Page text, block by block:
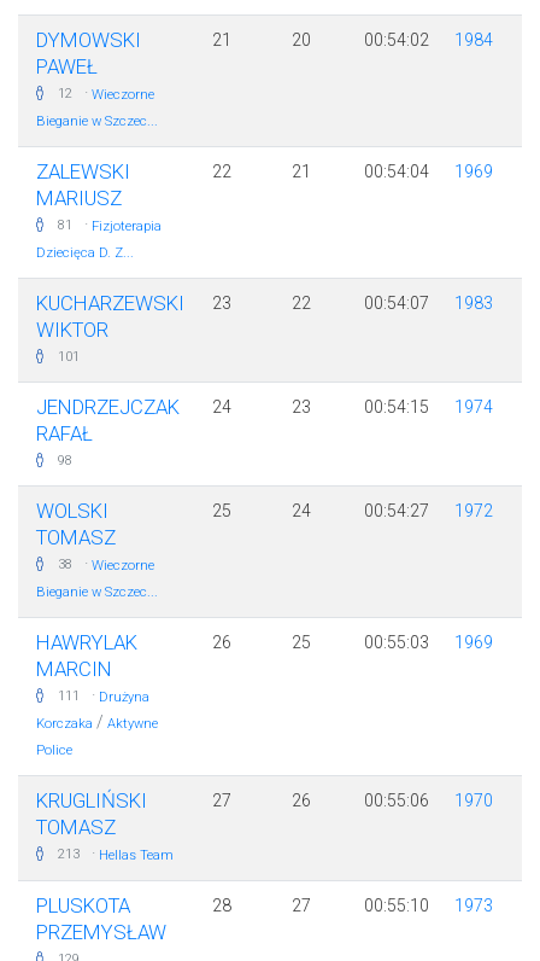
DYMOWSKI
PAWEŁ
12 · Wieczorne
Bieganie w Szczec...
21 20 00:54:02 1984
ZALEWSKI
MARIUSZ
81 · Fizjoterapia
Dziecięca D. Z...
22 21 00:54:04 1969
KUCHARZEWSKI
WIKTOR
101
23 22 00:54:07 1983
JENDRZEJCZAK
RAFAŁ
98
24 23 00:54:15 1974
WOLSKI
TOMASZ
38 · Wieczorne
Bieganie w Szczec...
25 24 00:54:27 1972
HAWRYLAK
MARCIN
111 · Drużyna
Korczaka / Aktywne
Police
26 25 00:55:03 1969
KRUGLIŃSKI
TOMASZ
213 · Hellas Team
27 26 00:55:06 1970
PLUSKOTA
PRZEMYSŁAW
28 27 00:55:10 1973